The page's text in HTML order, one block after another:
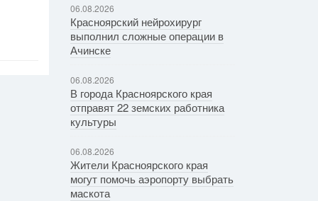
06.08.2026
Красноярский нейрохирург
выполнил сложные операции в
Ачинске
06.08.2026
В города Красноярского края
отправят 22 земских работника
культуры
06.08.2026
Жители Красноярского края
могут помочь аэропорту выбрать
маскота